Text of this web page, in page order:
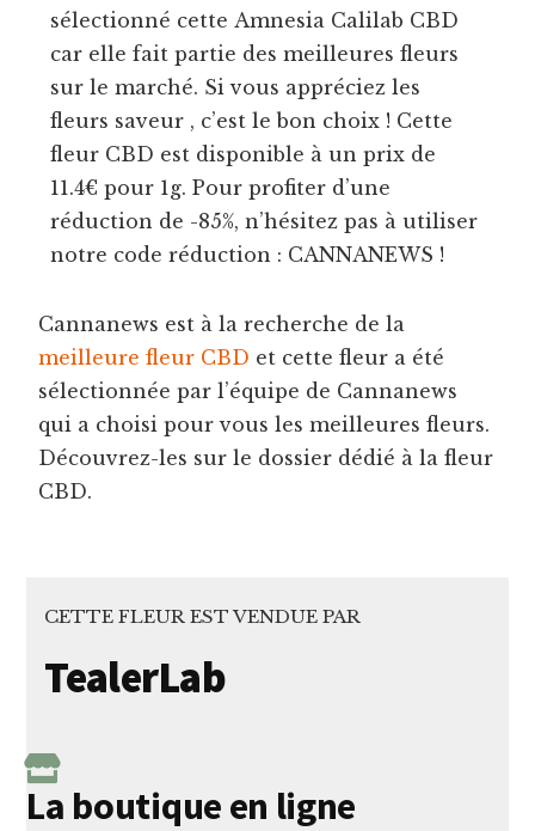
sélectionné cette Amnesia Calilab CBD
car elle fait partie des meilleures fleurs
sur le marché. Si vous appréciez les
fleurs saveur , c’est le bon choix ! Cette
fleur CBD est disponible à un prix de
11.4€ pour 1g. Pour profiter d’une
réduction de -85%, n’hésitez pas à utiliser
notre code réduction : CANNANEWS !
Cannanews est à la recherche de la
meilleure fleur CBD et cette fleur a été
sélectionnée par l’équipe de Cannanews
qui a choisi pour vous les meilleures fleurs.
Découvrez-les sur le dossier dédié à la fleur
CBD.
CETTE FLEUR EST VENDUE PAR
TealerLab
La boutique en ligne